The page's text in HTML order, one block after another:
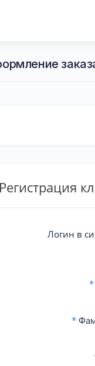
Регистрация
Логин в
*
*